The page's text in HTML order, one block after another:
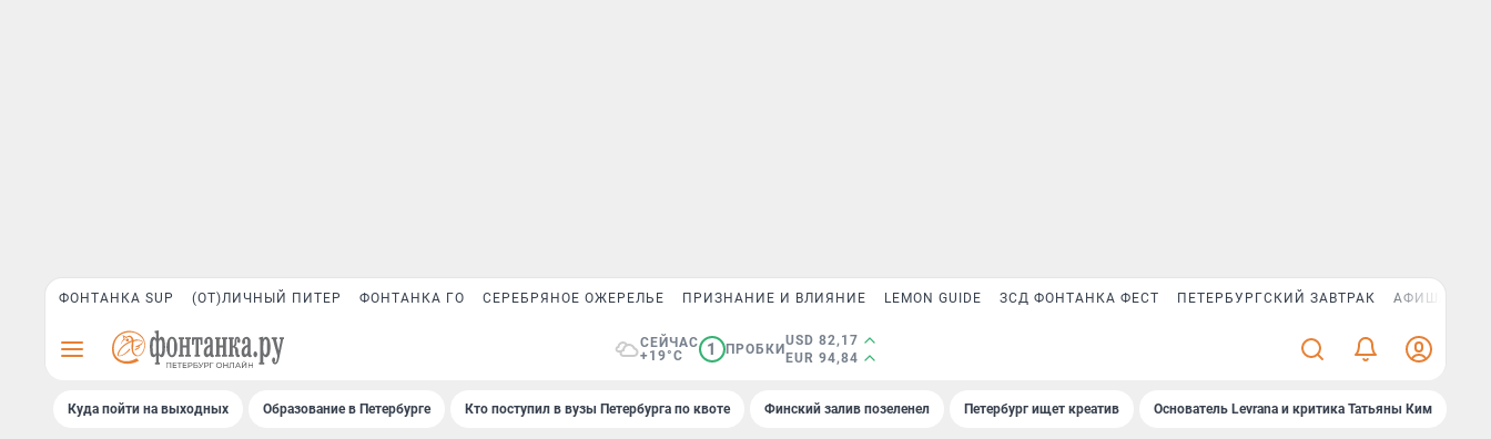
ФОНТАНКА SUP (ОТ)ЛИЧНЫЙ ПИТЕР ФОНТАНКА ГО СЕРЕБРЯНОЕ ОЖЕРЕЛЬЕ ПРИЗНАНИЕ И ВЛИЯНИЕ LEMON GUIDE ЗСД ФОНТАНКА ФЕСТ ПЕТЕРБУРГСКИЙ ЗАВТРАК АФИША PLUS
СЕЙЧАС
+19°C
1 ПРОБКИ
USD 82,17
EUR 94,84
Куда пойти на выходных Образование в Петербурге Кто поступил в вузы Петербурга по квоте Финский залив позеленел Петербург ищет креатив Основатель Levrana и критика Татьяны Ким